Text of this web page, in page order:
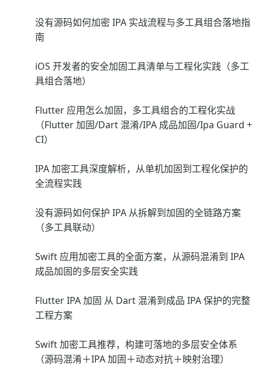
没有源码如何加密 IPA 实战流程与多工具组合落地指
南
iOS 开发者的安全加固工具清单与工程化实践（多工
具组合落地）
Flutter 应用怎么加固，多工具组合的工程化实战
（Flutter 加固/Dart 混淆/IPA 成品加固/Ipa Guard +
CI）
IPA 加密工具深度解析，从单机加固到工程化保护的
全流程实践
没有源码如何保护 IPA 从拆解到加固的全链路方案
（多工具联动）
Swift 应用加密工具的全面方案，从源码混淆到 IPA
成品加固的多层安全实践
Flutter IPA 加固 从 Dart 混淆到成品 IPA 保护的完整
工程方案
Swift 加密工具推荐，构建可落地的多层安全体系
（源码混淆＋IPA 加固＋动态对抗＋映射治理）